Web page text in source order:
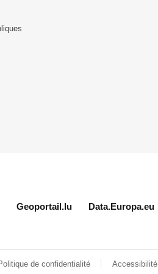
Geoportail.lu Data.Europa.eu
de confidentialité Accessibilité